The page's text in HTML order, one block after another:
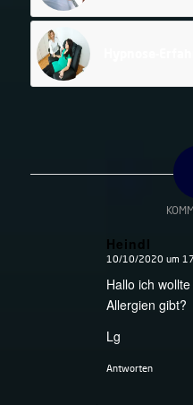
Heindl
sagte:
10/10/2020 um
Hallo ich
Allergien gibt?
Lg
Antworten